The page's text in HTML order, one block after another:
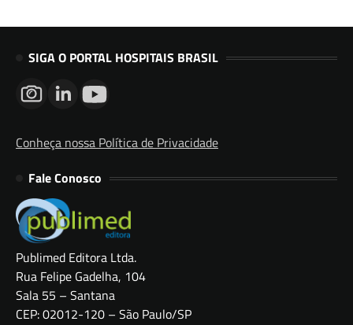
SIGA O PORTAL HOSPITAIS BRASIL
Conheça nossa Política de Privacidade
Fale Conosco
Publimed Editora Ltda.
Rua Felipe Gadelha, 104
Sala 55 – Santana
CEP: 02012-120 – São Paulo/SP